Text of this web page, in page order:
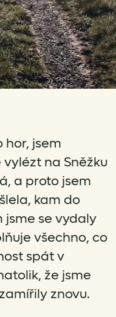
hor, jsem
na Sněžku
a proto jsem
kam do
jsme se vydaly
všechno, co
spát v
že jsme
znovu.